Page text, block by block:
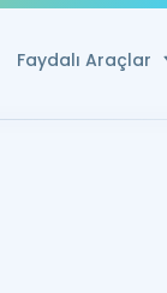
Faydalı Araçlar